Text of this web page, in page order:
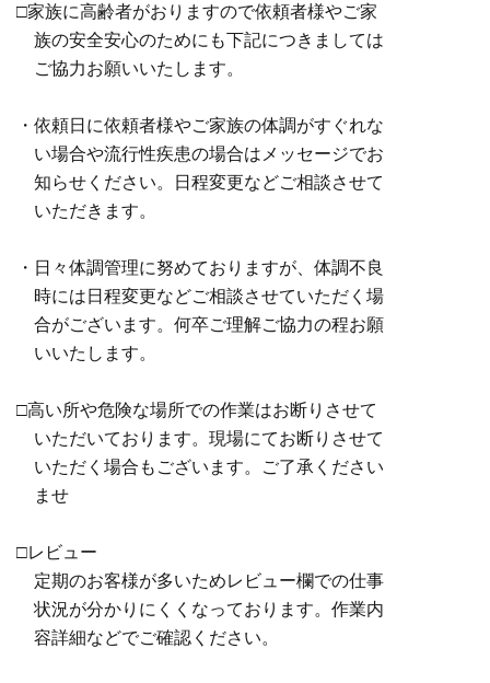
□家族に高齢者がおりますので依頼者様やご家
族の安全安心のためにも下記につきましては
ご協力お願いいたします。
・依頼日に依頼者様やご家族の体調がすぐれな
い場合や流行性疾患の場合はメッセージでお
知らせください。日程変更などご相談させて
いただきます。
・日々体調管理に努めておりますが、体調不良
時には日程変更などご相談させていただく場
合がございます。何卒ご理解ご協力の程お願
いいたします。
□高い所や危険な場所での作業はお断りさせて
いただいております。現場にてお断りさせて
いただく場合もございます。ご了承ください
ませ
□レビュー
定期のお客様が多いためレビュー欄での仕事
状況が分かりにくくなっております。作業内
容詳細などでご確認ください。